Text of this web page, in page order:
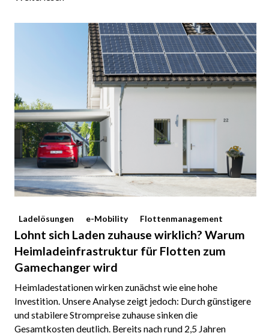
Ladelösungen e-Mobility Flottenmanagement
Lohnt sich Laden zuhause wirklich? Warum
Heimladeinfrastruktur für Flotten zum
Gamechanger wird
Heimladestationen wirken zunächst wie eine hohe
Investition. Unsere Analyse zeigt jedoch: Durch günstigere
und stabilere Strompreise zuhause sinken die
Gesamtkosten deutlich. Bereits nach rund 2,5 Jahren